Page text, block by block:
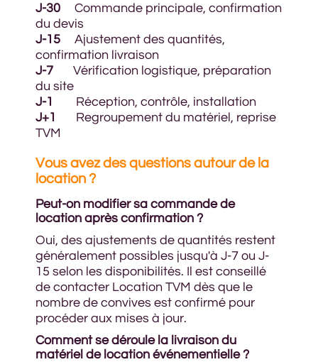
J-30 Commande principale, confirmation
du devis
J-15 Ajustement des quantités,
confirmation livraison
J-7 Vérification logistique, préparation
du site
J-1
Réception, contrôle, installation
J+1
Regroupement du matériel, reprise
TVM
Vous avez des questions autour de la
location ?
Peut-on modifier sa commande de
location après confirmation ?
Oui, des ajustements de quantités restent
généralement possibles jusqu'à J-7 ou J-
15 selon les disponibilités. Il est conseillé
de contacter Location TVM dès que le
nombre de convives est confirmé pour
procéder aux mises à jour.
Comment se déroule la livraison du
matériel de location événementielle ?